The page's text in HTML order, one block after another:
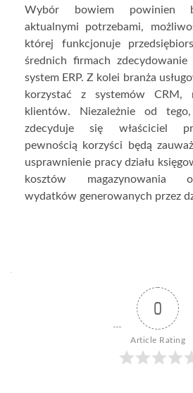
Wybór bowiem powinien
aktualnymi potrzebami,
której funkcjonuje
średnich firmach
system ERP. Z kolei branża
korzystać z systemów CRM,
klientów. Niezależnie od
zdecyduje się właściciel
pewnością korzyści będą
usprawnienie pracy działu
kosztów magazynowania
wydatków generowanych przez
0
Article Rating